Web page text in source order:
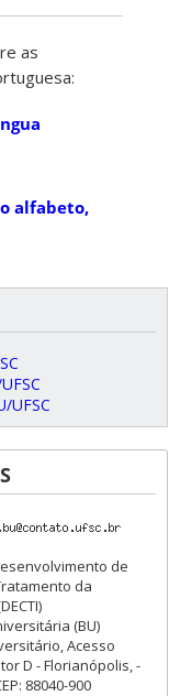
as
alfabeto,
UFSC
de
da
(BU)
Acesso
D - Florianópolis, -
88040-900